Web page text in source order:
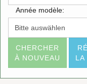
Année modèle:
CHERCHER
À NOUVEAU
LA